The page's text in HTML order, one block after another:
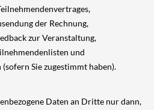
der Rechnung,
zur Veranstaltung,
und
Sie zugestimmt haben).
Daten an Dritte nur dann,